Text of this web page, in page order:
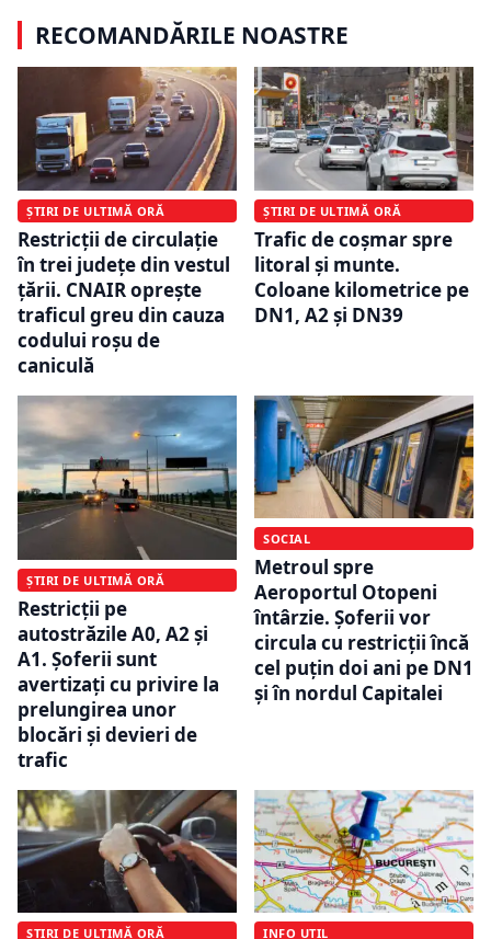
RECOMANDĂRILE NOASTRE
ȘTIRI DE ULTIMĂ ORĂ
Restricții de circulație
în trei județe din vestul
țării. CNAIR oprește
traficul greu din cauza
codului roșu de
caniculă
ȘTIRI DE ULTIMĂ ORĂ
Trafic de coșmar spre
litoral și munte.
Coloane kilometrice pe
DN1, A2 și DN39
ȘTIRI DE ULTIMĂ ORĂ
Restricții pe
autostrăzile A0, A2 și
A1. Șoferii sunt
avertizați cu privire la
prelungirea unor
blocări și devieri de
trafic
SOCIAL
Metroul spre
Aeroportul Otopeni
întârzie. Șoferii vor
circula cu restricții încă
cel puțin doi ani pe DN1
și în nordul Capitalei
ȘTIRI DE ULTIMĂ ORĂ INFO UTIL